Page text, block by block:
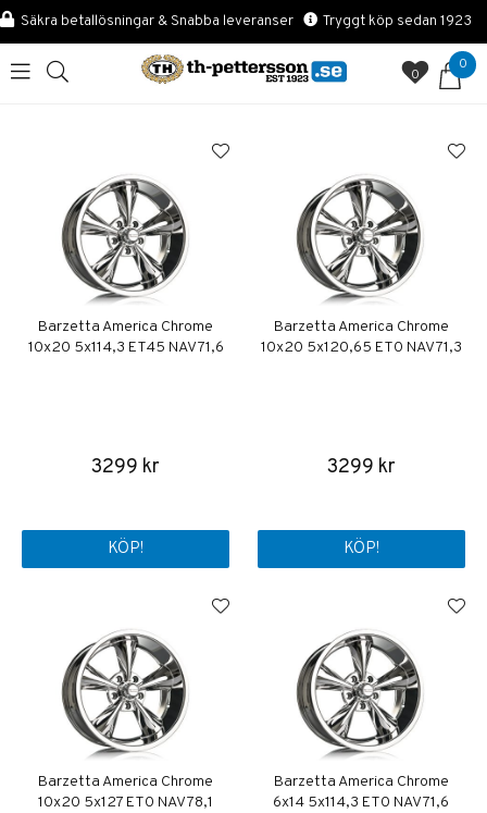
Säkra betallösningar & Snabba leveranser Tryggt köp sedan 1923
0
0
Barzetta America Chrome
10x20 5x114,3 ET45 NAV 71,6
3299 kr
KÖP!
Barzetta America Chrome
10x20 5x120,65 ET0 NAV 71,3
3299 kr
KÖP!
Barzetta America Chrome
10x20 5x127 ET0 NAV 78,1
Barzetta America Chrome
6x14 5x114,3 ET0 NAV 71,6